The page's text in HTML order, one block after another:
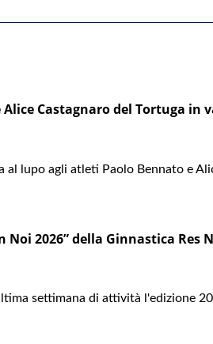
Alice Castagnaro del Tortuga
al lupo agli atleti Paolo Bennato e
Noi 2026” della Ginnastica Res
settimana di attività l'edizione